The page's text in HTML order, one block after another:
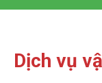
Dịch vụ